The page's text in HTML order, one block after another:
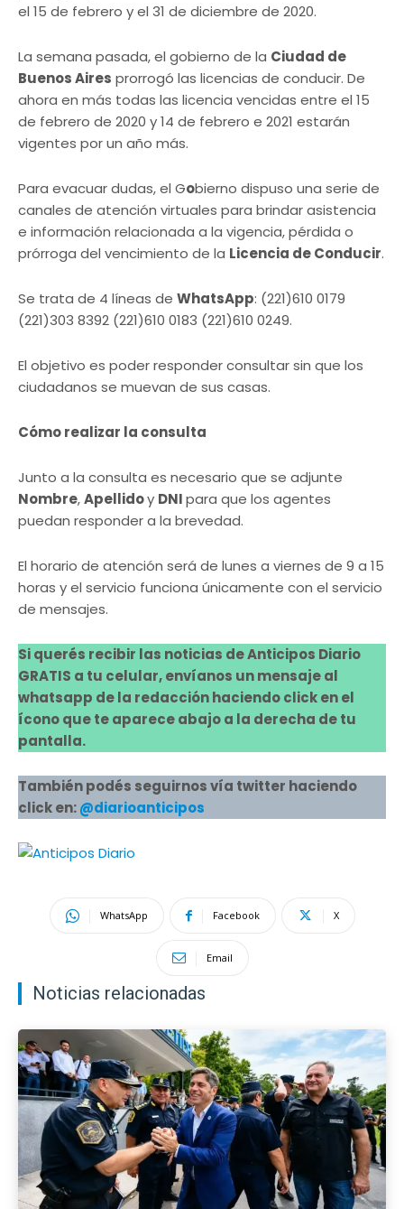
el 15 de febrero y el 31 de diciembre de 2020.
La semana pasada, el gobierno de la Ciudad de
Buenos Aires prorrogó las licencias de conducir. De
ahora en más todas las licencia vencidas entre el 15
de febrero de 2020 y 14 de febrero e 2021 estarán
vigentes por un año más.
Para evacuar dudas, el Gobierno dispuso una serie de
canales de atención virtuales para brindar asistencia
e información relacionada a la vigencia, pérdida o
prórroga del vencimiento de la Licencia de Conducir.
Se trata de 4 líneas de WhatsApp: (221)610 0179
(221)303 8392 (221)610 0183 (221)610 0249.
El objetivo es poder responder consultar sin que los
ciudadanos se muevan de sus casas.
Cómo realizar la consulta
Junto a la consulta es necesario que se adjunte
Nombre,Apellidoy DNIpara que los agentes
puedan responder a la brevedad.
El horario de atención será de lunes a viernes de 9 a 15
horas y el servicio funciona únicamente con el servicio
de mensajes.
Si querés recibir las noticias de Anticipos Diario
GRATIS a tu celular, envíanos un mensaje al
whatsapp de la redacción haciendo click en el
ícono que te aparece abajo a la derecha de tu
pantalla.
También podés seguirnos vía twitter haciendo
click en:@diarioanticipos
WhatsApp Facebook X
Email
Noticias relacionadas